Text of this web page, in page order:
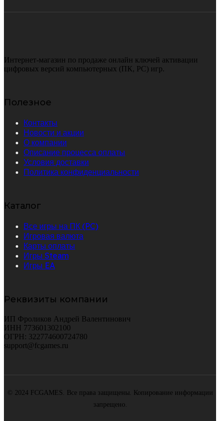
Интернет-магазин по продаже онлайн ключей активации
цифровых версий компьютерных (ПК, PC) игр.
Полезное
Контакты
Новости и акции
О компании
Описание процесса оплаты
Условия доставки
Политика конфиденциальности
Каталог
Все игры на ПК (PC)
Игровая валюта
Карты оплаты
Игры Steam
Игры EA
Реквизиты компании
ИП Фроликов Андрей Валентинович
ИНН 773601302100
ОГРН: 322774600724780
support@fcgames.ru
© 2024 FCGAMES. Все права защищены. Копирование информации
запрещено.